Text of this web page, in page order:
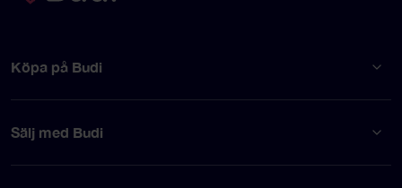
Köpa på Budi
Sälj med Budi